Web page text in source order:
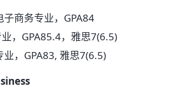
子商务专业，GPA84
，GPA85.4，雅思7(6.5)
业，GPA83, 雅思7(6.5)